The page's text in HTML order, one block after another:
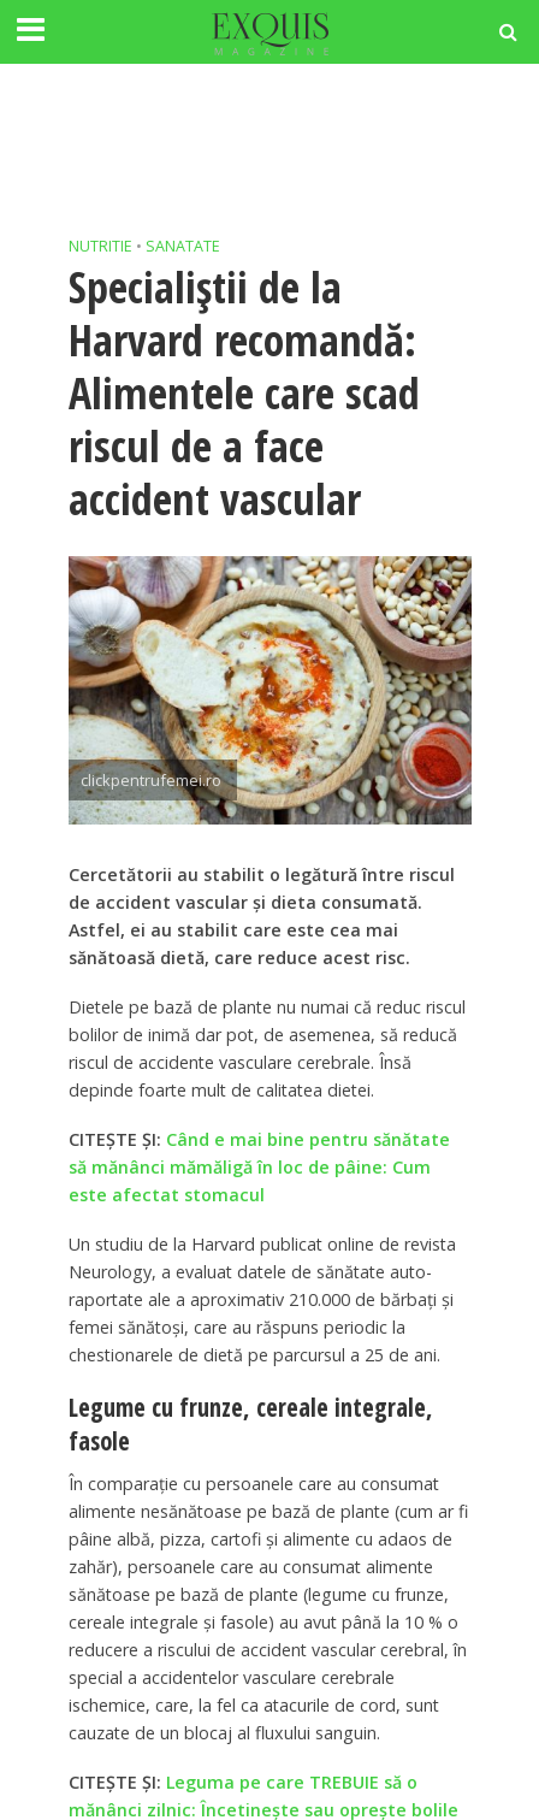
NUTRITIE • SANATATE
Specialiștii de la
Harvard recomandă:
Alimentele care scad
riscul de a face
accident vascular
clickpentrufemei.ro
Cercetătorii au stabilit o legătură între riscul
de accident vascular și dieta consumată.
Astfel, ei au stabilit care este cea mai
sănătoasă dietă, care reduce acest risc.
Dietele pe bază de plante nu numai că reduc riscul
bolilor de inimă dar pot, de asemenea, să reducă
riscul de accidente vasculare cerebrale. Însă
depinde foarte mult de calitatea dietei.
CITEȘTE ȘI: Când e mai bine pentru sănătate
să mănânci mămăligă în loc de pâine: Cum
este afectat stomacul
Un studiu de la Harvard publicat online de revista
Neurology, a evaluat datele de sănătate auto-
raportate ale a aproximativ 210.000 de bărbați și
femei sănătoși, care au răspuns periodic la
chestionarele de dietă pe parcursul a 25 de ani.
Legume cu frunze, cereale integrale,
fasole
În comparație cu persoanele care au consumat
alimente nesănătoase pe bază de plante (cum ar fi
pâine albă, pizza, cartofi și alimente cu adaos de
zahăr), persoanele care au consumat alimente
sănătoase pe bază de plante (legume cu frunze,
cereale integrale și fasole) au avut până la 10 % o
reducere a riscului de accident vascular cerebral, în
special a accidentelor vasculare cerebrale
ischemice, care, la fel ca atacurile de cord, sunt
cauzate de un blocaj al fluxului sanguin.
CITEȘTE ȘI: Leguma pe care TREBUIE să o
mănânci zilnic: Încetinește sau oprește bolile